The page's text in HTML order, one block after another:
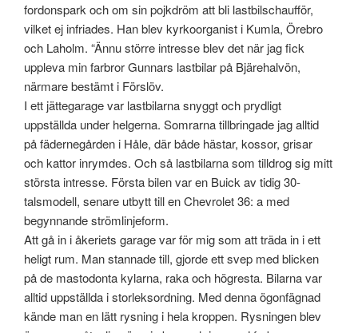
fordonspark och om sin pojkdröm att bli lastbilschaufför,
vilket ej infriades. Han blev kyrkoorganist i Kumla, Örebro
och Laholm. “Ännu större intresse blev det när jag fick
uppleva min farbror Gunnars lastbilar på Bjärehalvön,
närmare bestämt i Förslöv.
I ett jättegarage var lastbilarna snyggt och prydligt
uppställda under helgerna. Somrarna tillbringade jag alltid
på fädernegården i Håle, där både hästar, kossor, grisar
och kattor inrymdes. Och så lastbilarna som tilldrog sig mitt
största intresse. Första bilen var en Buick av tidig 30-
talsmodell, senare utbytt till en Chevrolet 36: a med
begynnande strömlinjeform.
Att gå in i åkeriets garage var för mig som att träda in i ett
heligt rum. Man stannade till, gjorde ett svep med blicken
på de mastodonta kylarna, raka och högresta. Bilarna var
alltid uppställda i storleksordning. Med denna ögonfägnad
kände man en lätt rysning i hela kroppen. Rysningen blev